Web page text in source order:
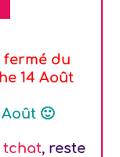
fermé du
14 Août
🙂
tchat, reste